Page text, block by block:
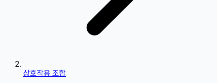
상호작용 조합